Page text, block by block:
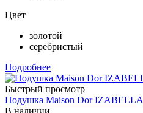
Цвет
золотой
серебристый
Подробнее
Быстрый просмотр
Подушка Maison Dor IZABELLA
В наличии